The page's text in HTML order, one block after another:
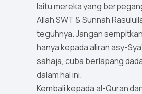
Iaitu mereka yang
Allah SWT & Sunnah
teguhnya. Jangan
hanya kepada aliran asy-
sahaja, cuba berlapang
dalam hal ini.
Kembali kepada al-Quran